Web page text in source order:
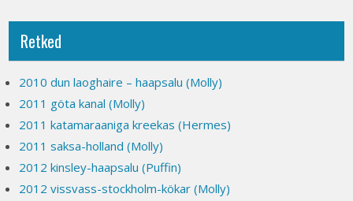
Retked
2010 dun laoghaire – haapsalu (Molly)
2011 göta kanal (Molly)
2011 katamaraaniga kreekas (Hermes)
2011 saksa-holland (Molly)
2012 kinsley-haapsalu (Puffin)
2012 vissvass-stockholm-kökar (Molly)